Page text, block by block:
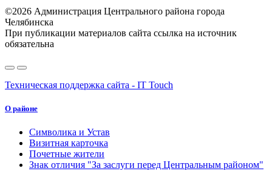
©2026 Администрация Центрального района города
Челябинска
При публикации материалов сайта ссылка на источник
обязательна
Техническая поддержка сайта - IT Touch
О районе
Символика и Устав
Визитная карточка
Почетные жители
Знак отличия "За заслуги перед Центральным районом"